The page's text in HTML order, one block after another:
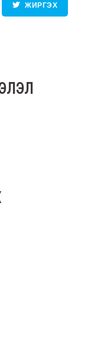
ЖИРГЭХ